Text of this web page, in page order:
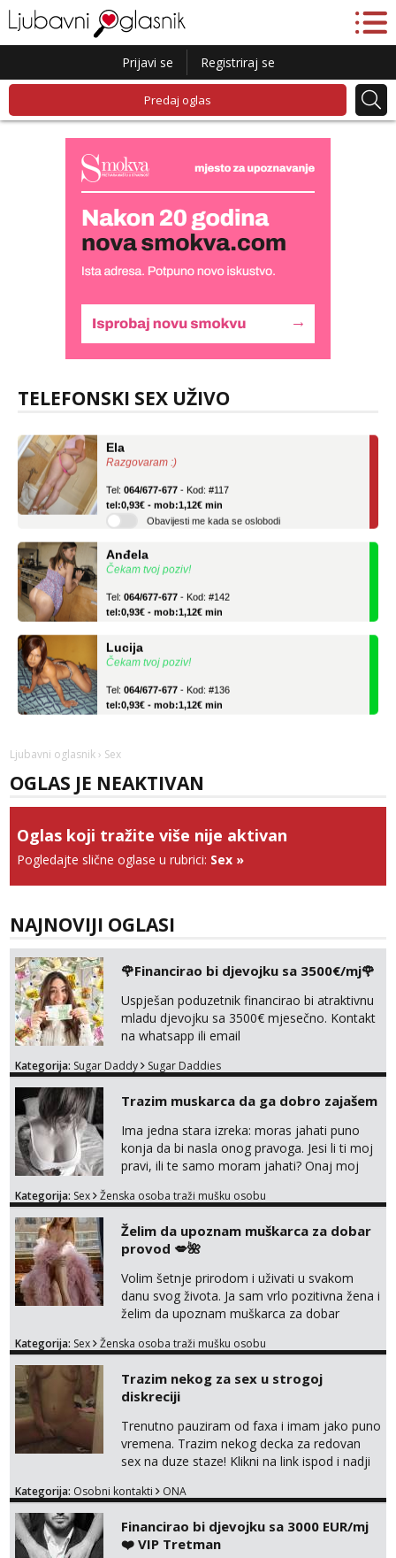
Prijavi se Registriraj se
Predaj oglas
TELEFONSKI SEX UŽIVO
Lucija
Čekam tvoj poziv!
- Kod: #136
tel:0,93€ - mob:1,12€ min
Razgovaram :)
tel:0,93€ - mob:1,12€ min
Obavijesti me kada se oslobodi
Čekam tvoj poziv!
tel:0,93€ - mob:1,12€ min
Čekam tvoj poziv!
tel:0,93€ - mob:1,12€ min
tel:0,93€ - mob:1,12€ min
Anđela
Ljubavni oglasnik › Sex
OGLAS JE NEAKTIVAN
Oglas koji tražite više nije aktivan
Pogledajte slične oglase u rubrici: Sex »
NAJNOVIJI OGLASI
🌹Financirao bi djevojku sa 3500€/mj🌹
Uspješan poduzetnik financirao bi atraktivnu
mladu djevojku sa 3500€ mjesečno. Kontakt
na whatsapp ili email
Kategorija: Sugar Daddy Sugar Daddies
Trazim muskarca da ga dobro zajašem
Ima jedna stara izreka: moras jahati puno
konja da bi nasla onog pravoga. Jesi li ti moj
pravi, ili te samo moram jahati? Onaj moj
na sexdater link i javi mi se tamo....
Kategorija: Sex Ženska osoba traži mušku osobu
Želim da upoznam muškarca za dobar
provod 💋🌺
Volim šetnje prirodom i uživati u svakom
danu svog života. Ja sam vrlo pozitivna žena i
želim da upoznam muškarca za dobar
na link ispod i nadji me tamo, cekam te!
Kategorija: Sex Ženska osoba traži mušku osobu
Trazim nekog za sex u strogoj
diskreciji
Trenutno pauziram od faxa i imam jako puno
vremena. Trazim nekog decka za redovan
sex na duze staze! Klikni na link ispod i nadji
Kategorija: Osobni kontakti ONA
Financirao bi djevojku sa 3000 EUR/mj
❤️ VIP Tretman